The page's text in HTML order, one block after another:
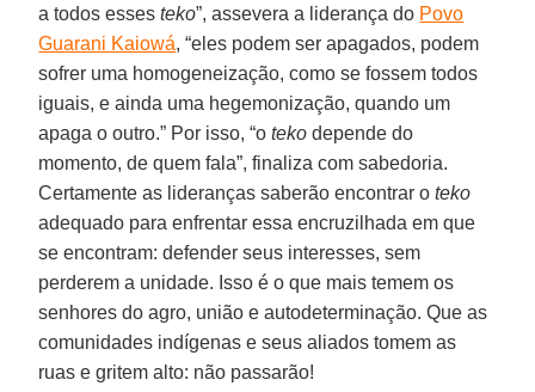
a todos essesteko”, assevera a liderança do Povo
Guarani Kaiowá, “eles podem ser apagados, podem
sofrer uma homogeneização, como se fossem todos
iguais, e ainda uma hegemonização, quando um
apaga o outro.” Por isso, “oteko depende do
momento, de quem fala”, finaliza com sabedoria.
Certamente as lideranças saberão encontrar oteko
adequado para enfrentar essa encruzilhada em que
se encontram: defender seus interesses, sem
perderem a unidade. Isso é o que mais temem os
senhores do agro, união e autodeterminação. Que as
comunidades indígenas e seus aliados tomem as
ruas e gritem alto: não passarão!